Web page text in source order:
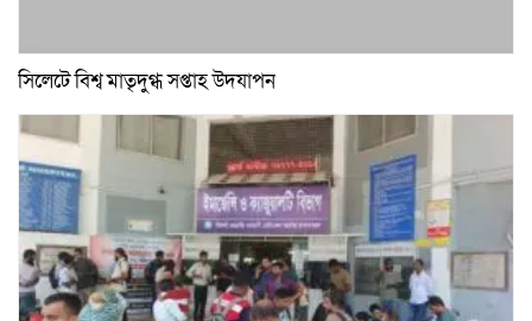
সিলেটে বিশ্ব মাতৃদুগ্ধ সপ্তাহ উদযাপন